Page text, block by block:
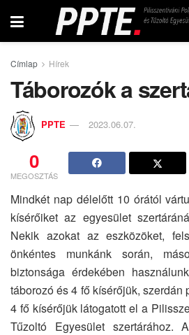
Címlap Hírek
Táborozók a
PPTE 2023.06.07.
0
MEGOSZTÁS
Mindkét nap délelőtt 10 órától
kísérőiket az egyesület
Nekik azokat az eszközöket,
önkéntes munkánk során,
biztonsága érdekében
táborozó és 4 fő kísérőjük, szerdán
4 fő kísérőjük látogatott el a
Tűzoltó Egyesület szertárához.